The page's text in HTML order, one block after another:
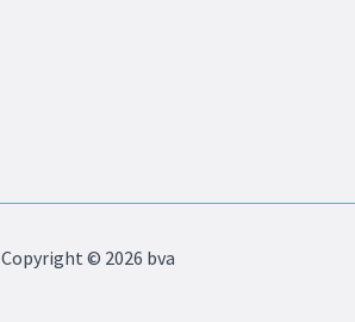
Copyright © 2026 bva